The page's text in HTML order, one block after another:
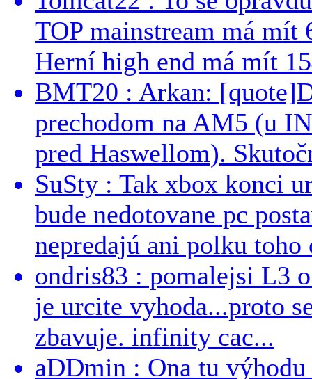
TOP mainstream má
Herní high end má mít
BMT20 : Arkan:
prechodom na AM5 (u
pred Haswellom).
SuSty : Tak xbox konci
bude nedotovane pc
nepredajú ani polku toho
ondris83 : pomalejsi L3
je urcite vyhoda...proto
zbavuje. infinity cac...
aDDmin : Ona tu